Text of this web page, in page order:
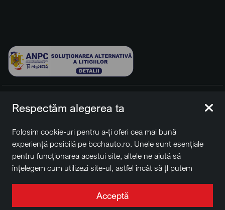
rezervate.
BCCH Auto Switzerland este o marcă a societății
BCCH
Group Switzerland AG
Sediu social: David Business Center, Str. Erou Iancu Nicolae
nr. 29, Voluntari, Ilfov
Respectăm alegerea ta
Folosim cookie-uri pentru a-ți oferi cea mai bună
experiență posibilă pe bcchauto.ro. Unele sunt esențiale
pentru funcționarea acestui site, altele ne ajută să
înțelegem cum utilizezi site-ul, astfel încât să țl putem
uri în scopuri de targetare. Apasă pe „Acceptă toate”
pentru a continua așa cum este specificat, sau apasă pe
Acceptă